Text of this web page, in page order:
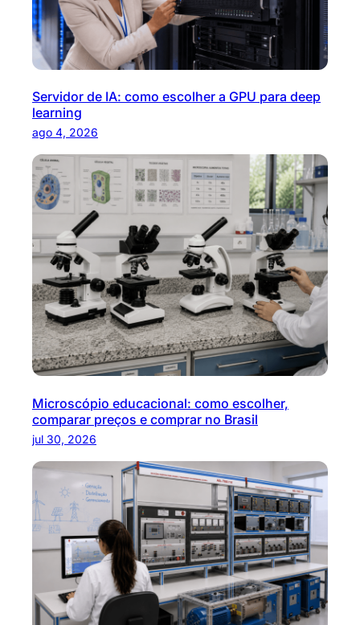
Servidor de IA: como escolher a GPU para deep
learning
ago 4, 2026
Microscópio educacional: como escolher,
comparar preços e comprar no Brasil
jul 30, 2026